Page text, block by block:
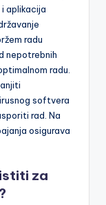
aplikacija
radu
nepotrebnih
radu.
softvera
rad. Na
osigurava
za